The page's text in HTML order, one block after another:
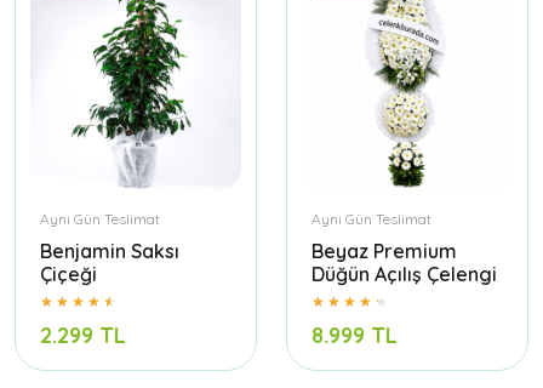
Aynı Gün Teslimat
Benjamin Saksı
Çiçeği
2.299 TL
Aynı Gün Teslimat
Beyaz Premium
Düğün Açılış Çelengi
8.999 TL